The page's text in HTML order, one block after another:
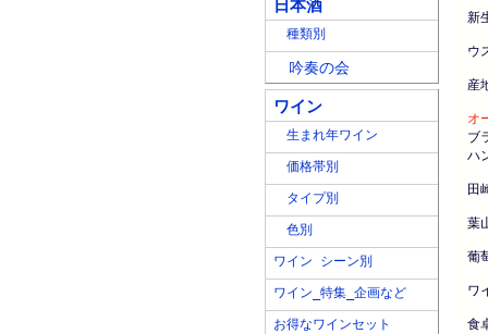
日本酒
種類別
吟奏の会
ワイン
生まれ年ワイン
価格帯別
タイプ別
色別
ワイン シーン別
ワイン_特集_企画など
お得なワインセット
新
ウ
産
オ
ブ
ハ
田
葉
葡
ワ
食